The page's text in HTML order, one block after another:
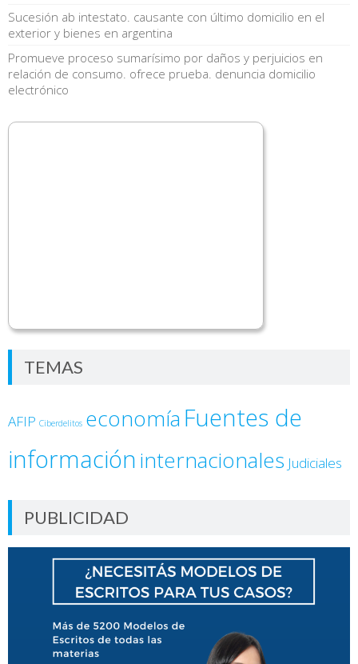
Sucesión ab intestato. causante con último domicilio en el
exterior y bienes en argentina
Promueve proceso sumarísimo por daños y perjuicios en
relación de consumo. ofrece prueba. denuncia domicilio
electrónico
TEMAS
AFIP Ciberdelitos economía Fuentes de
informacióninternacionales Judiciales
PUBLICIDAD